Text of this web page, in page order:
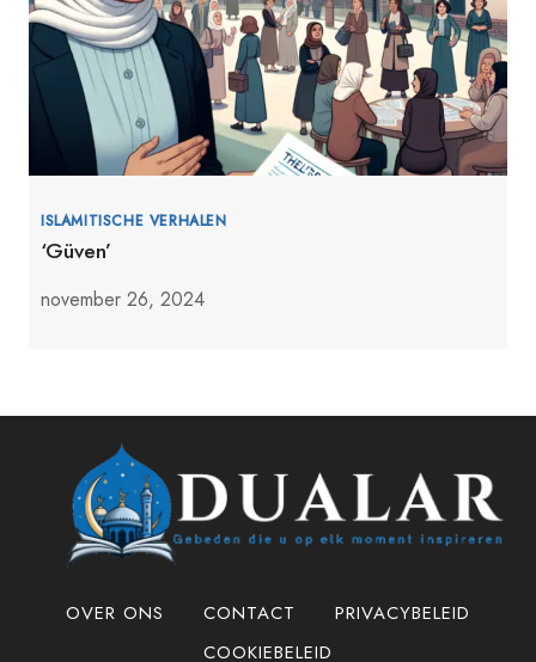
ISLAMITISCHE VERHALEN
‘Güven’
november 26, 2024
OVER ONS CONTACT
PRIVACYBELEID
COOKIEBELEID